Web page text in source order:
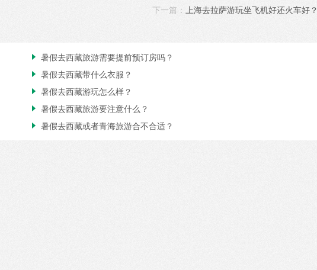
下一篇： 上海去拉萨游玩坐飞机好还火车好？
 暑假去西藏旅游需要提前预订房吗？
 暑假去西藏带什么衣服？
 暑假去西藏游玩怎么样？
 暑假去西藏旅游要注意什么？
 暑假去西藏或者青海旅游合不合适？